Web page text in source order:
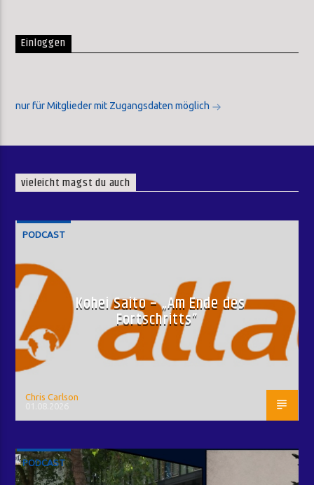
Einloggen
nur für Mitglieder mit Zugangsdaten möglich
vieleicht magst du auch
PODCAST
Kohei Saito – „Am Ende des
Fortschritts“
Chris Carlson
PODCAST